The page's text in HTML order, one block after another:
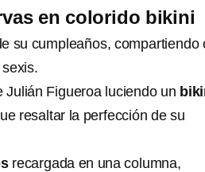
en colorido bikini
su cumpleaños, compartiendo
Julián Figueroa luciendo un
resaltar la perfección de su
recargada en una columna,